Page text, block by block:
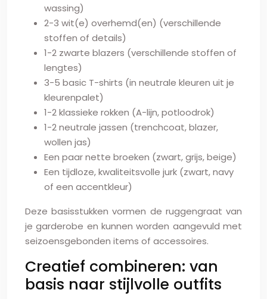
wassing)
2-3 wit(e) overhemd(en) (verschillende
stoffen of details)
1-2 zwarte blazers (verschillende stoffen of
lengtes)
3-5 basic T-shirts (in neutrale kleuren uit je
kleurenpalet)
1-2 klassieke rokken (A-lijn, potloodrok)
1-2 neutrale jassen (trenchcoat, blazer,
wollen jas)
Een paar nette broeken (zwart, grijs, beige)
Een tijdloze, kwaliteitsvolle jurk (zwart, navy
of een accentkleur)
Deze basisstukken vormen de ruggengraat van
je garderobe en kunnen worden aangevuld met
seizoensgebonden items of accessoires.
Creatief combineren: van
basis naar stijlvolle outfits